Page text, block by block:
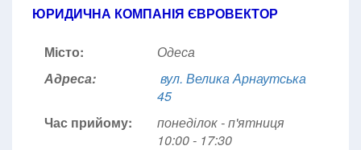
ЮРИДИЧНА КОМПАНІЯ ЄВРОВЕКТОР
Місто:
Одеса
Адреса:
вул. Велика Арнаутська
45
Час прийому:
понеділок - п'ятниця
10:00 - 17:30